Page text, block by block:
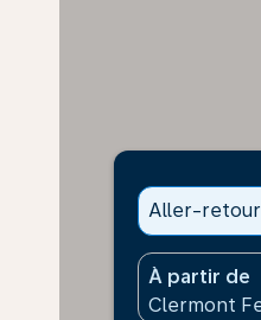
Aller-retour
À partir de